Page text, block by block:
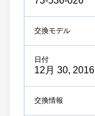
12月 30, 2016